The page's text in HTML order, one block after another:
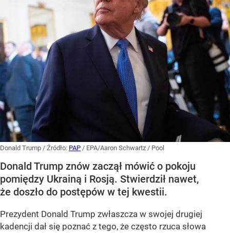
Donald Trump / Źródło: PAP / EPA/Aaron Schwartz / Pool
Donald Trump znów zaczął mówić o pokoju
pomiędzy Ukrainą i Rosją. Stwierdził nawet,
że doszło do postępów w tej kwestii.
Prezydent Donald Trump zwłaszcza w swojej drugiej
kadencji dał się poznać z tego, że często rzuca słowa